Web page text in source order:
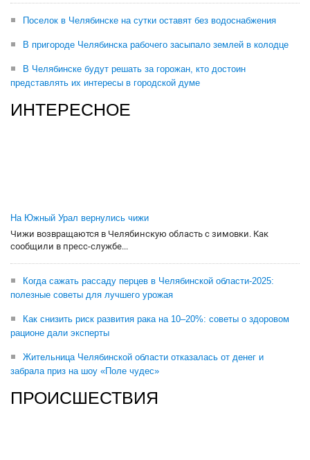
Поселок в Челябинске на сутки оставят без водоснабжения
В пригороде Челябинска рабочего засыпало землей в колодце
В Челябинске будут решать за горожан, кто достоин
представлять их интересы в городской думе
ИНТЕРЕСНОЕ
На Южный Урал вернулись чижи
Чижи возвращаются в Челябинскую область с зимовки. Как
сообщили в пресс-службе...
Когда сажать рассаду перцев в Челябинской области-2025:
полезные советы для лучшего урожая
Как снизить риск развития рака на 10–20%: советы о здоровом
рационе дали эксперты
Жительница Челябинской области отказалась от денег и
забрала приз на шоу «Поле чудес»
ПРОИСШЕСТВИЯ